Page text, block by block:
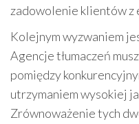
zadowolenie klientów z
Kolejnym wyzwaniem
Agencje tłumaczeń
pomiędzy
utrzymaniem wysokiej
Zrównoważenie tych